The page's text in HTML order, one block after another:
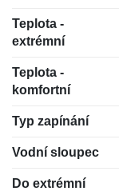
Teplota -
extrémní
Teplota -
komfortní
Typ zapínání
Vodní sloupec
Do extrémní